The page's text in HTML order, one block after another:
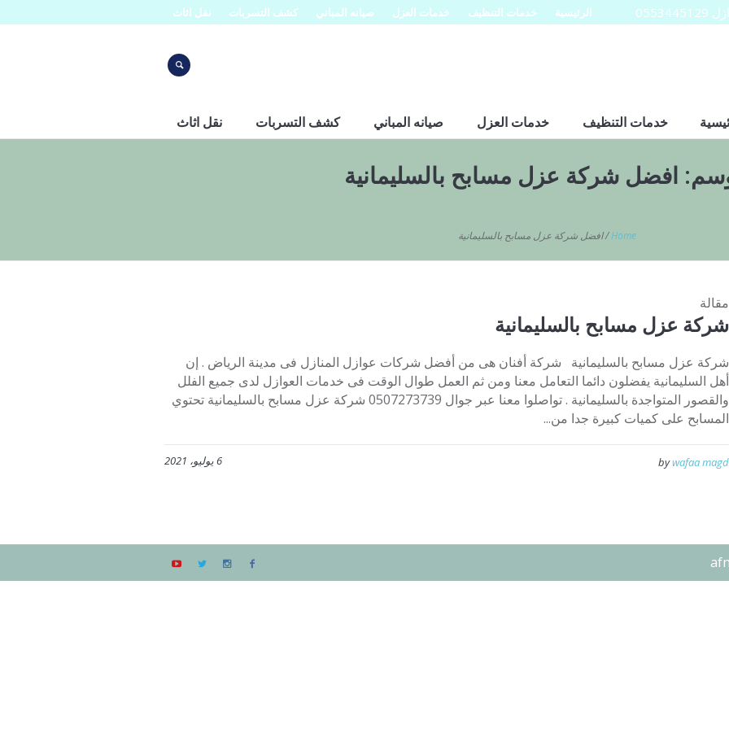
الرئيسية خدمات التنظيف خدمات العزل صيانه المباني كشف التسربات نقل اثاث
خدمات التنظيف خدمات العزل صيانه المباني كشف التسربات نقل اثاث
افضل شركة عزل مسابح بالسليمانية
Home
/افضل شركة عزل مسابح بالسليمانية
مقالة
شركة عزل مسابح بالسليمانية
شركة عزل مسابح بالسليمانية شركة أفنان هى من أفضل شركات عوازل المنازل فى مدينة الرياض . إن
أهل السليمانية يفضلون دائما التعامل معنا ومن ثم العمل طوال الوقت فى خدمات العوازل لدى جميع الفلل
والقصور المتواجدة بالسليمانية . تواصلوا معنا عبر جوال 0507273739 شركة عزل مسابح بالسليمانية تحتوي
المسابح على كميات كبيرة جدا من...
6 يوليو، 2021 bywafaa magd